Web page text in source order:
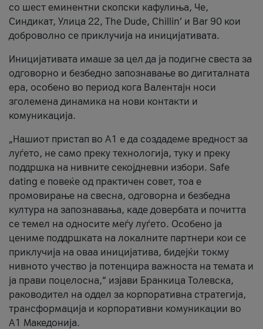
со шест еминентни скопски кафулиња, Че,
Синдикат, Улица 22, The Dude, Chillin’ и Bar 90 кои
доброволно се приклучија на иницијативата.
Иницијативата имаше за цел да ја подигне свеста за
одговорно и безбедно запознавање во дигиталната
ера, особено во период кога Валентајн носи
зголемена динамика на нови контакти и
комуникација.
„Нашиот пристап во А1 е да создадеме вредност за
луѓето, не само преку технологија, туку и преку
поддршка на нивните секојдневни избори. Safe
dating е повеќе од практичен совет, тоа е
промовирање на свесна, одговорна и безбедна
култура на запознавања, каде довербата и почитта
се темел на односите меѓу луѓето. Особено ја
цениме поддршката на локалните партнери кои се
приклучија на оваа иницијатива, бидејќи токму
нивното учество ја потенцира важноста на темата и
ја прави поцелосна,“ изјави Бранкица Толевска,
раководител на оддел за корпоративна стратегија,
трансформација и корпоративни комуникации во
А1 Македонија.